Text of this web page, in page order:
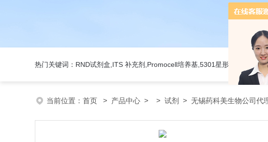
热门关键词：RND试剂盒,ITS 补充剂,Promocell培养基,5301星形细胞培养基
当前位置： 首页 > 产品中心 > > 试剂 > 无锡药科美生物公司代